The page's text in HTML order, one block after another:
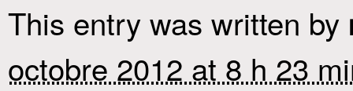
This entry was written by
octobre 2012 at 8 h 23